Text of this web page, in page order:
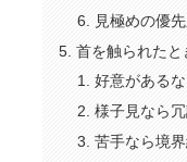
見極めの優
首を触られた
好意がある
様子見なら
苦手なら境